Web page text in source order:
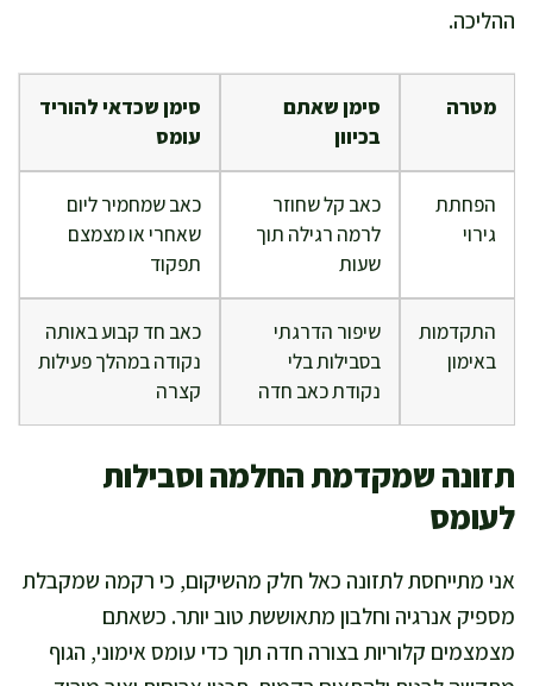
ההליכה.
מטרה
סימן שאתם
בכיוון
סימן שכדאי להוריד
עומס
הפחתת
גירוי
כאב קל שחוזר
לרמה רגילה תוך
שעות
כאב שמחמיר ליום
שאחרי או מצמצם
תפקוד
התקדמות
באימון
שיפור הדרגתי
בסבילות בלי
נקודת כאב חדה
כאב חד קבוע באותה
נקודה במהלך פעילות
קצרה
תזונה שמקדמת החלמה וסבילות
לעומס
אני מתייחסת לתזונה כאל חלק מהשיקום, כי רקמה שמקבלת
מספיק אנרגיה וחלבון מתאוששת טוב יותר. כשאתם
מצמצמים קלוריות בצורה חדה תוך כדי עומס אימוני, הגוף